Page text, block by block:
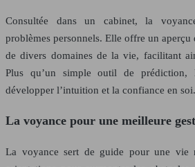
Consultée dans un cabinet, la
problèmes personnels. Elle offre un
de divers domaines de la vie, facilitant
Plus qu’un simple outil de prédiction,
développer l’intuition et la confiance en soi.
La voyance pour une meilleure
La voyance sert de guide pour une vie